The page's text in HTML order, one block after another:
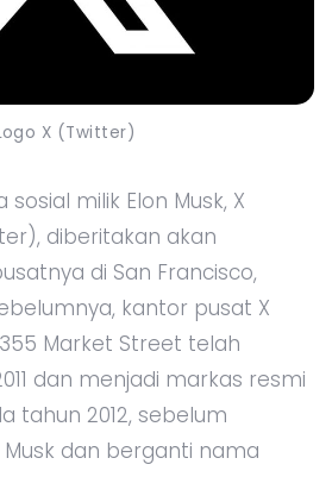
X (Twitter)
milik Elon Musk, X
diberitakan akan
di San Francisco,
kantor pusat X
Market Street telah
dan menjadi markas resmi
tahun 2012, sebelum
Musk dan berganti nama